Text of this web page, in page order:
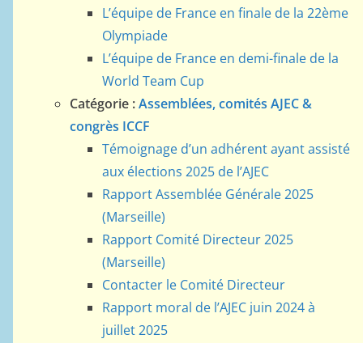
L’équipe de France en finale de la 22ème
Olympiade
L’équipe de France en demi-finale de la
World Team Cup
Catégorie :Assemblées, comités AJEC &
congrès ICCF
Témoignage d’un adhérent ayant assisté
aux élections 2025 de l’AJEC
Rapport Assemblée Générale 2025
(Marseille)
Rapport Comité Directeur 2025
(Marseille)
Contacter le Comité Directeur
Rapport moral de l’AJEC juin 2024 à
juillet 2025